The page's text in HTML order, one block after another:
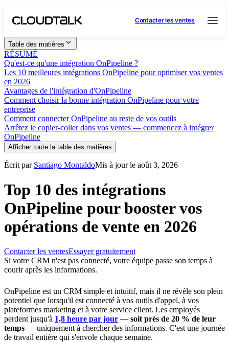
Contacter les ventes
Table des matières
RÉSUMÉ
Qu'est-ce qu'une intégration OnPipeline ?
Les 10 meilleures intégrations OnPipeline pour optimiser vos ventes
en 2026
Avantages de l'intégration d'OnPipeline
Comment choisir la bonne intégration OnPipeline pour votre
entreprise
Comment connecter OnPipeline au reste de vos outils
Arrêtez le copier-coller dans vos ventes — commencez à intégrer
OnPipeline
Afficher toute la table des matières
Écrit par Santiago MontaldoMis à jour le août 3, 2026
Top 10 des intégrations
OnPipeline pour booster vos
opérations de vente en 2026
Contacter les ventesEssayer gratuitement
Si votre CRM n'est pas connecté, votre équipe passe son temps à
courir après les informations.
OnPipeline est un CRM simple et intuitif, mais il ne révèle son plein
potentiel que lorsqu'il est connecté à vos outils d'appel, à vos
plateformes marketing et à votre service client. Les employés
perdent jusqu'à 1,8 heure par jour— soit près de 20 % de leur
temps — uniquement à chercher des informations. C'est une journée
de travail entière qui s'envole chaque semaine.